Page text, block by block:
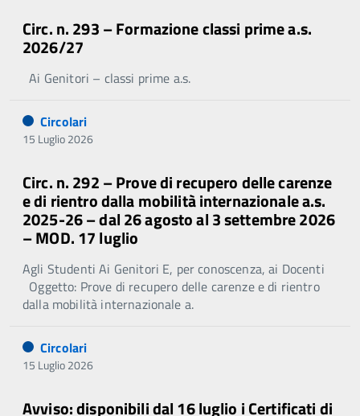
Circ. n. 293 – Formazione classi prime a.s.
2026/27
Ai Genitori – classi prime a.s.
Circolari
15 Luglio 2026
Circ. n. 292 – Prove di recupero delle carenze
e di rientro dalla mobilità internazionale a.s.
2025-26 – dal 26 agosto al 3 settembre 2026
– MOD. 17 luglio
Agli Studenti Ai Genitori E, per conoscenza, ai Docenti
Oggetto: Prove di recupero delle carenze e di rientro
dalla mobilità internazionale a.
Circolari
15 Luglio 2026
Avviso: disponibili dal 16 luglio i Certificati di